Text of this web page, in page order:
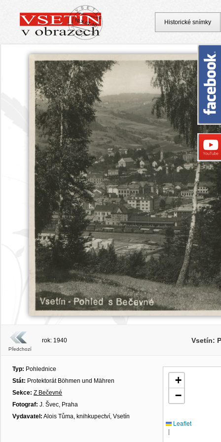
Předchozí
rok: 1940 Vsetín:
Typ: Pohlednice
Stát: Protektorát Böhmen und Mähren
Sekce: Z Bečevné
Fotograf: J. Švec, Praha
Vydavatel: Alois Tůma, knihkupectví, Vsetín
+
−
Leaflet
|
Historické snímky